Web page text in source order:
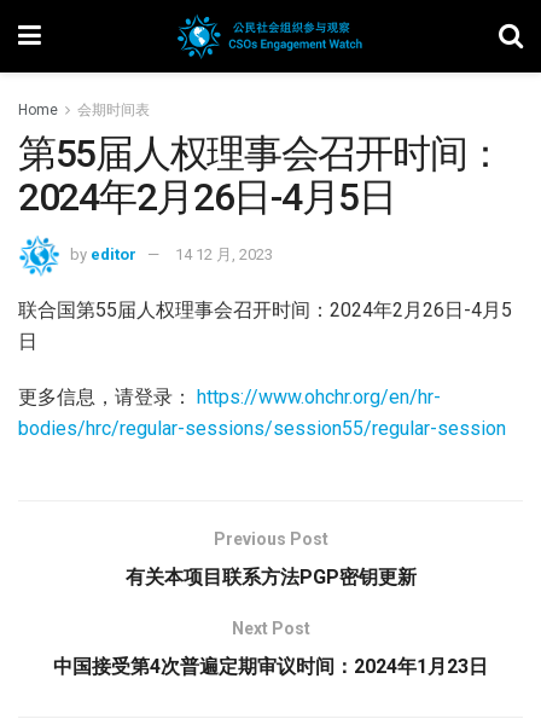
Home 会期时间表
第55届人权理事会召开时间：
2024年2月26日-4月5日
by editor 14 12 月, 2023
联合国第55届人权理事会召开时间：2024年2月26日-4月5
日
更多信息，请登录： https://www.ohchr.org/en/hr-
bodies/hrc/regular-sessions/session55/regular-session
Previous Post
有关本项目联系方法PGP密钥更新
Next Post
中国接受第4次普遍定期审议时间：2024年1月23日